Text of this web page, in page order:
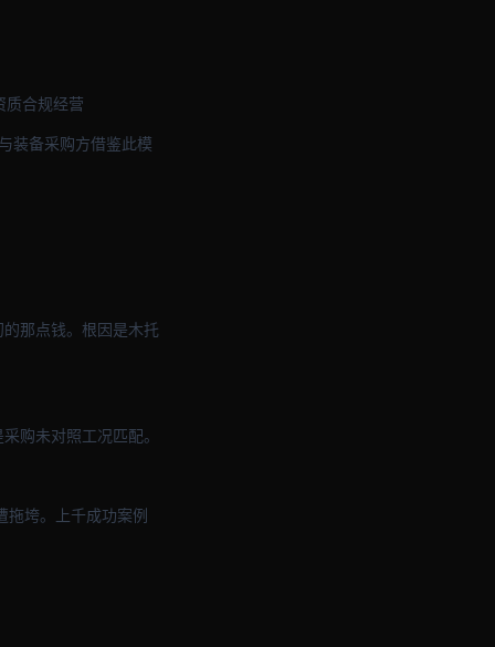
质合规经营
装备采购方借鉴此模
那点钱。根因是木托
购未对照工况匹配。
拖垮。上千成功案例